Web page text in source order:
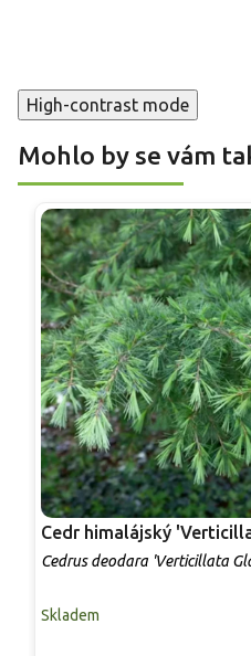
High-contrast mode
Mohlo by se vám
Cedr himalájský
Cedrus deodara 'Verticillata
Skladem